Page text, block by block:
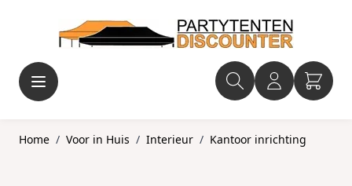
Home / Voor in Huis / Interieur / Kantoor inrichting